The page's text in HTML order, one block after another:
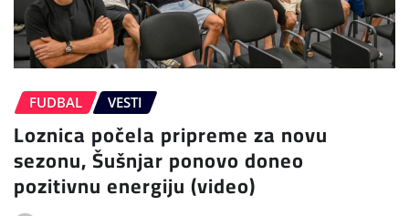
FUDBAL VESTI
Loznica počela pripreme za novu
sezonu, Šušnjar ponovo doneo
pozitivnu energiju (video)